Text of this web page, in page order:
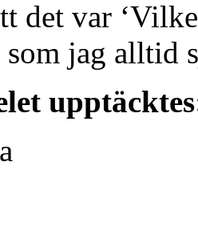
det var
som jag alltid